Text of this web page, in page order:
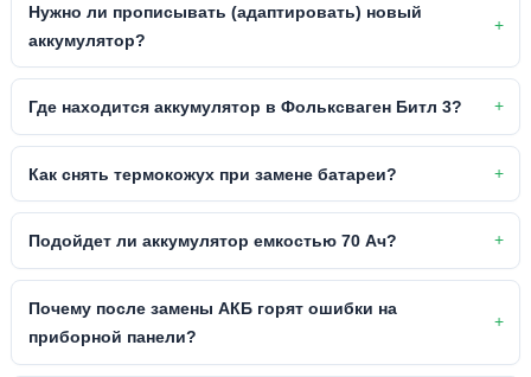
Нужно ли прописывать (адаптировать) новый
аккумулятор?
Где находится аккумулятор в Фольксваген Битл 3?
Как снять термокожух при замене батареи?
Подойдет ли аккумулятор емкостью 70 Ач?
Почему после замены АКБ горят ошибки на
приборной панели?